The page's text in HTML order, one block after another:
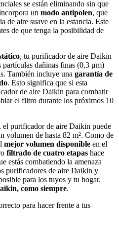
se están eliminando sin que
un modo antipolen, que
de aire suave en la estancia. Este
de que tenga la posibilidad de
, tu purificador de aire Daikin
dañinas finas (0,3 μm)
También incluye una garantía de
. Esto significa que si esta
de aire Daikin para combatir
el filtro durante los próximos 10
el purificador de aire Daikin puede
volumen de hasta 82 m². Como de
mejor volumen disponible en el
filtrado de cuatro etapas hace
estás combatiendo la amenaza
purificadores de aire Daikin y
para los tuyos y tu hogar.
como siempre.
para hacer frente a tus